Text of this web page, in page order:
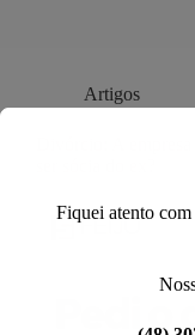
Artigos
Fiquei atento